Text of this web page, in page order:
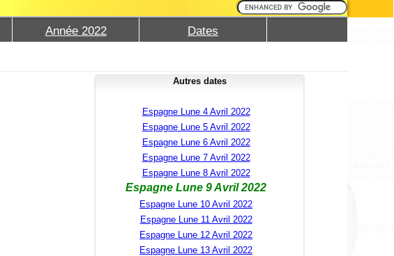
Année 2022 Dates
Autres dates
Espagne Lune 4 Avril 2022
Espagne Lune 5 Avril 2022
Espagne Lune 6 Avril 2022
Espagne Lune 7 Avril 2022
Espagne Lune 8 Avril 2022
Espagne Lune 9 Avril 2022
Espagne Lune 10 Avril 2022
Espagne Lune 11 Avril 2022
Espagne Lune 12 Avril 2022
Espagne Lune 13 Avril 2022